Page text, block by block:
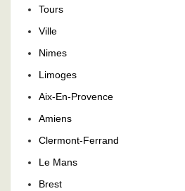
Tours
Ville
Nimes
Limoges
Aix-En-Provence
Amiens
Clermont-Ferrand
Le Mans
Brest